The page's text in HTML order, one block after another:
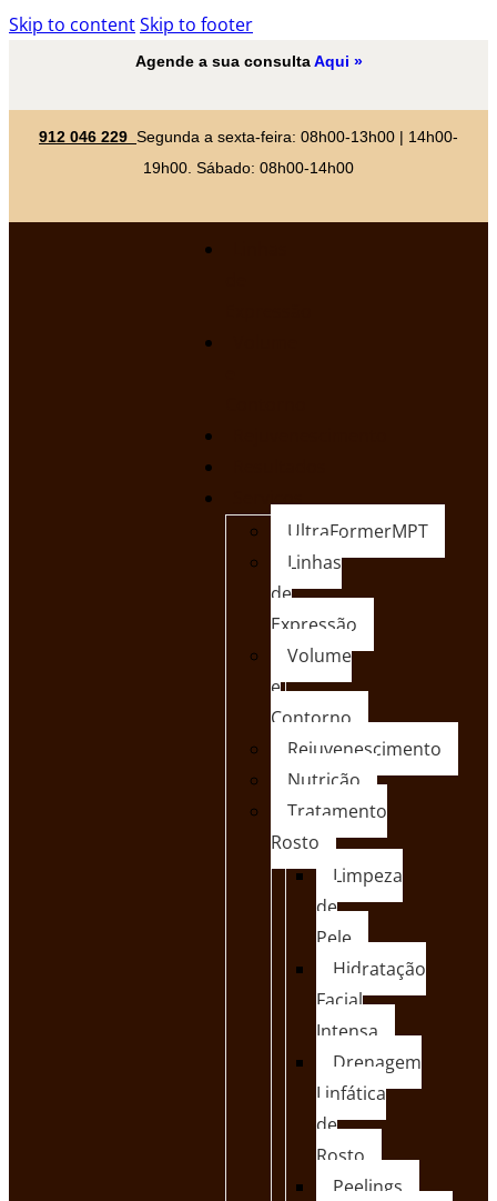
Skip to contentSkip to footer
Agende a sua consultaAqui »
912 046 229 Segunda a sexta-feira: 08h00-13h00 | 14h00-
19h00. Sábado: 08h00-14h00
UltraFormerMPT
Linhas
de
Expressão
Volume
e
Contorno
Rejuvenescimento
Nutrição
Tratamento
Rosto
Limpeza
de
Pele
Hidratação
Facial
Intensa
Drenagem
Linfática
de
Rosto
Peelings